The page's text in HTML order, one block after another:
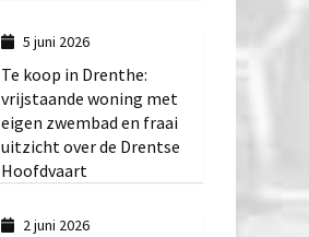
5 juni 2026
Te koop in Drenthe:
vrijstaande woning met
eigen zwembad en fraai
uitzicht over de Drentse
Hoofdvaart
2 juni 2026